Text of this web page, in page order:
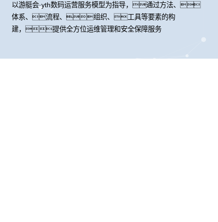
以游艇会·yth数码运营服务模型为指导，通过方法、
体系、流程、组织、工具等要素的构
建，提供全方位运维管理和安全保障服务